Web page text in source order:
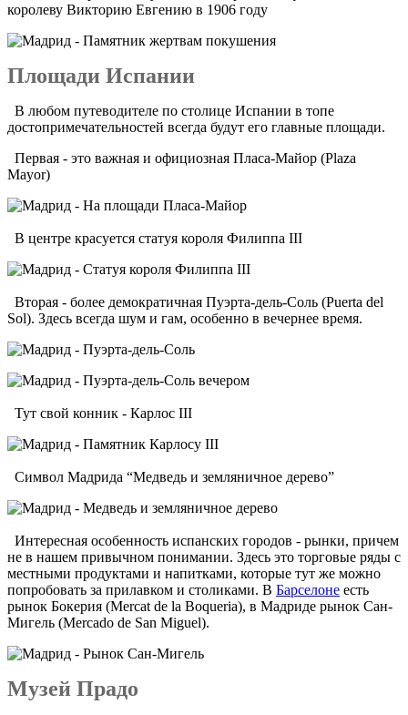
королеву Викторию Евгению в 1906 году
Площади Испании
В любом путеводителе по столице Испании в топе
достопримечательностей всегда будут его главные площади.
Первая - это важная и официозная Пласа-Майор (Plaza
Mayor)
В центре красуется статуя короля Филиппа III
Вторая - более демократичная Пуэрта-дель-Соль (Puerta del
Sol). Здесь всегда шум и гам, особенно в вечернее время.
Тут свой конник - Карлос III
Символ Мадрида “Медведь и земляничное дерево”
Интересная особенность испанских городов - рынки, причем
не в нашем привычном понимании. Здесь это торговые ряды с
местными продуктами и напитками, которые тут же можно
попробовать за прилавком и столиками. В Барселоне есть
рынок Бокерия (Mercat de la Boqueria), в Мадриде рынок Сан-
Мигель (Mercado de San Miguel).
Музей Прадо